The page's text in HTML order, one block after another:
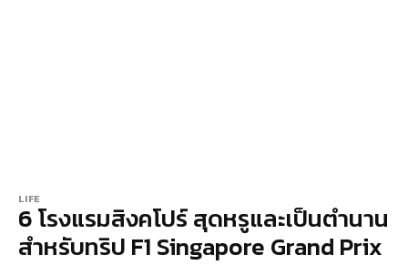
LIFE
6 โรงแรมสิงคโปร์ สุดหรูและเป็นตำนาน
สำหรับทริป F1 Singapore Grand Prix